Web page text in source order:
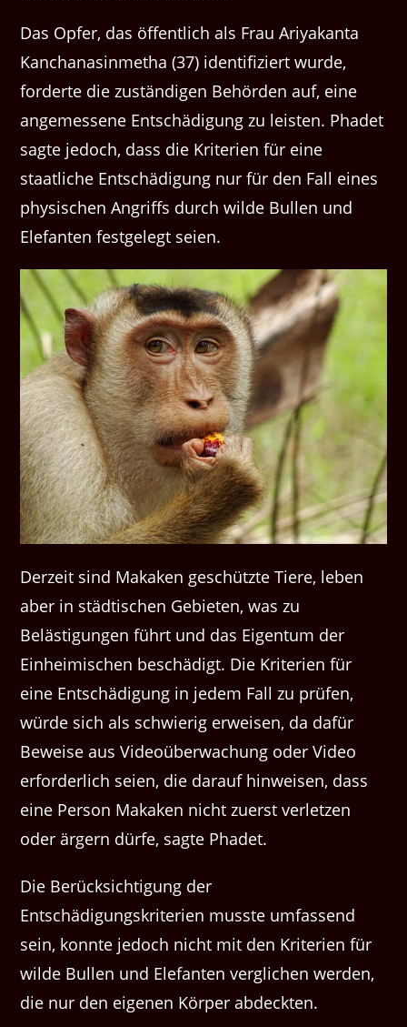
Das Opfer, das öffentlich als Frau Ariyakanta
Kanchanasinmetha (37) identifiziert wurde,
forderte die zuständigen Behörden auf, eine
angemessene Entschädigung zu leisten. Phadet
sagte jedoch, dass die Kriterien für eine
staatliche Entschädigung nur für den Fall eines
physischen Angriffs durch wilde Bullen und
Elefanten festgelegt seien.
Derzeit sind Makaken geschützte Tiere, leben
aber in städtischen Gebieten, was zu
Belästigungen führt und das Eigentum der
Einheimischen beschädigt. Die Kriterien für
eine Entschädigung in jedem Fall zu prüfen,
würde sich als schwierig erweisen, da dafür
Beweise aus Videoüberwachung oder Video
erforderlich seien, die darauf hinweisen, dass
eine Person Makaken nicht zuerst verletzen
oder ärgern dürfe, sagte Phadet.
Die Berücksichtigung der
Entschädigungskriterien musste umfassend
sein, konnte jedoch nicht mit den Kriterien für
wilde Bullen und Elefanten verglichen werden,
die nur den eigenen Körper abdeckten.